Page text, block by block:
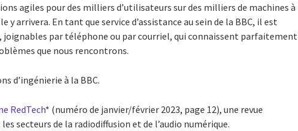
agiles pour des milliers d’utilisateurs sur des milliers de machines à
y arrivera. En tant que service d’assistance au sein de la BBC, il est
joignables par téléphone ou par courriel, qui connaissent parfaitement
que nous rencontrons.
d’ingénierie à la BBC.
RedTech* (numéro de janvier/février 2023, page 12), une revue
secteurs de la radiodiffusion et de l’audio numérique.